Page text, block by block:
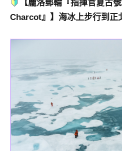
【龐洛郵輪『指揮官夏古
Charcot』】海冰上步行到正